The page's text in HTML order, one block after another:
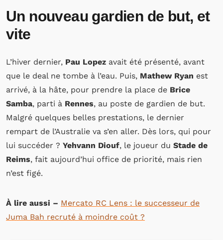
Un nouveau gardien de but, et
vite
L’hiver dernier, Pau Lopez avait été présenté, avant
que le deal ne tombe à l’eau. Puis, Mathew Ryan est
arrivé, à la hâte, pour prendre la place de Brice
Samba, parti à Rennes, au poste de gardien de but.
Malgré quelques belles prestations, le dernier
rempart de l’Australie va s’en aller. Dès lors, qui pour
lui succéder ? Yehvann Diouf, le joueur du Stade de
Reims, fait aujourd’hui office de priorité, mais rien
n’est figé.
À lire aussi – Mercato RC Lens : le successeur de
Juma Bah recruté à moindre coût ?